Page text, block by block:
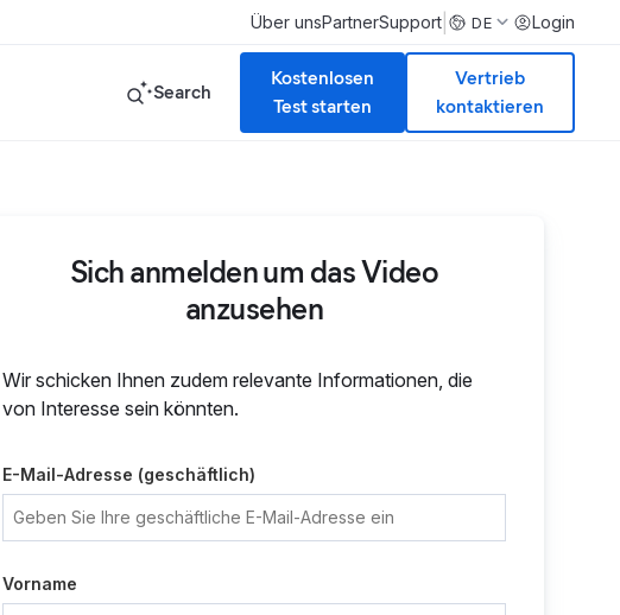
Über unsPartnerSupport DE Login
Search
Kostenlosen
Test starten
Vertrieb
kontaktieren
Sich anmelden um das Video
anzusehen
Wir schicken Ihnen zudem relevante Informationen, die
von Interesse sein könnten.
E-Mail-Adresse (geschäftlich)
Vorname